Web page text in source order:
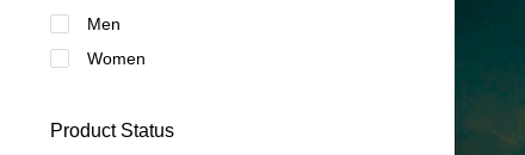
Men
Women
Product Status